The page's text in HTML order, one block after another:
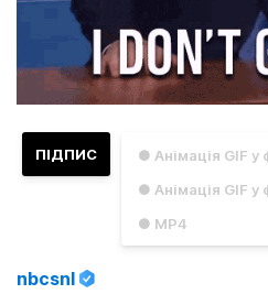
● Анімація GIF у
● Анімація GIF у
● MP4
ПІДПИС
nbcsnl